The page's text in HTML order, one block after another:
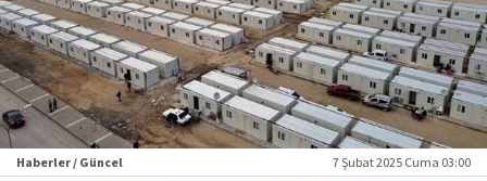
Haberler / Güncel 7 Şubat 2025 Cuma 03:00